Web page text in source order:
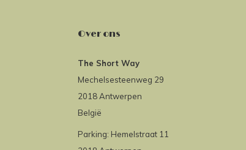
Over ons
The Short Way
Mechelsesteenweg 29
2018 Antwerpen
België
Parking: Hemelstraat 11